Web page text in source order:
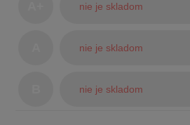
nie je skladom
nie je skladom
nie je skladom